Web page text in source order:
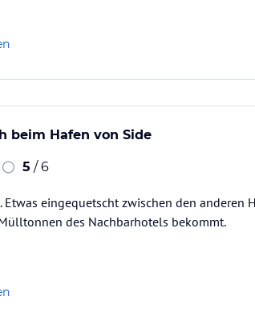
beim Hafen von Side
5 / 6
eingequetscht zwischen den anderen
des Nachbarhotels bekommt.